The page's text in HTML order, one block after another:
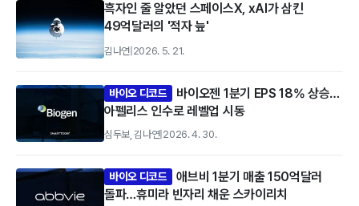
흑자인 줄 알았던 스페이스X, xAI가 삼킨
49억달러의 '적자 늪'
김나연 2026. 5. 21.
바이오 디코드
바이오젠 1분기 EPS 18% 상승…
아펠리스 인수로 레벨업 시동
심두보, 김나연| 2026. 4. 30.
바이오 디코드
애브비 1분기 매출 150억달러
돌파…휴미라 빈자리 채운 스카이리치